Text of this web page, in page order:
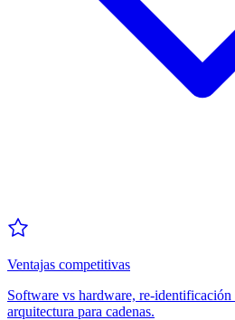
Ventajas competitivas
Software vs hardware, re-identificación
arquitectura para cadenas.